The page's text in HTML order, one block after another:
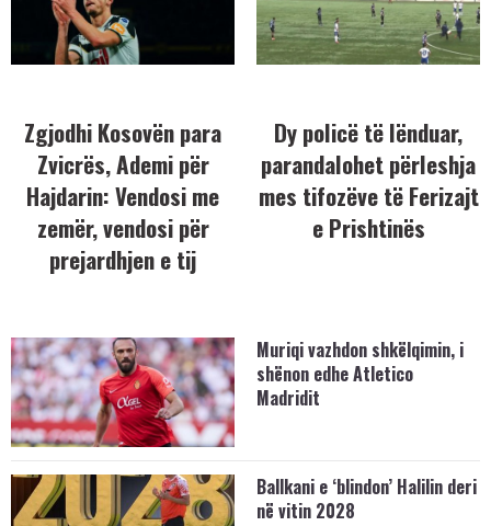
Zgjodhi Kosovën para
Zvicrës, Ademi për
Hajdarin: Vendosi me
zemër, vendosi për
prejardhjen e tij
Dy policë të lënduar,
parandalohet përleshja
mes tifozëve të Ferizajt
e Prishtinës
Muriqi vazhdon shkëlqimin, i
shënon edhe Atletico
Madridit
Ballkani e ‘blindon’ Halilin deri
në vitin 2028